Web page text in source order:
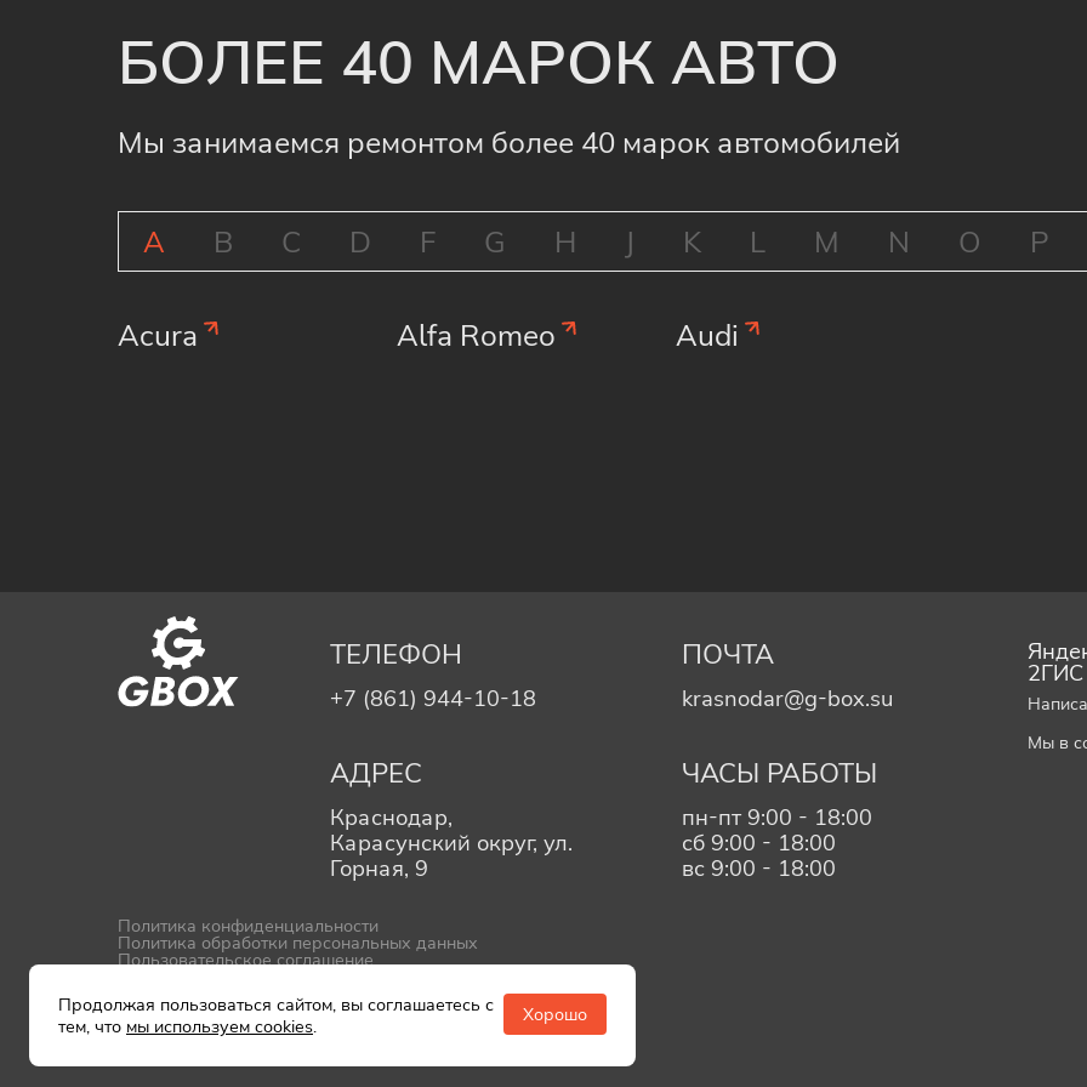
БОЛЕЕ 40 МАРОК АВТО
Мы занимаемся ремонтом более 40 марок автомобилей
A B C D F G H J K L M N O P
Acura Alfa Romeo Audi
ТЕЛЕФОН
+7 (861) 944-10-18
ПОЧТА
krasnodar@g-box.su
АДРЕС
Краснодар,
Карасунский округ, ул.
Горная, 9
ЧАСЫ РАБОТЫ
пн-пт 9:00 - 18:00
сб 9:00 - 18:00
вс 9:00 - 18:00
2ГИС
Мы в
Политика конфиденциальности
Политика обработки персональных данных
Пользовательское соглашение
Создание и продвижение
Продолжая пользоваться сайтом, вы соглашаетесь с
тем, что мы используем cookies.
Хорошо